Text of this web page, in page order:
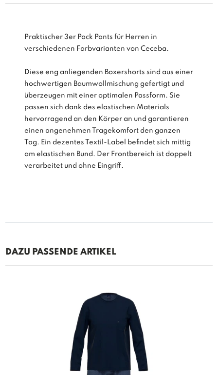
Praktischer 3er Pack Pants für Herren in
verschiedenen Farbvarianten von Ceceba.
Diese eng anliegenden Boxershorts sind aus einer
hochwertigen Baumwollmischung gefertigt und
überzeugen mit einer optimalen Passform. Sie
passen sich dank des elastischen Materials
hervorragend an den Körper an und garantieren
einen angenehmen Tragekomfort den ganzen
Tag. Ein dezentes Textil-Label befindet sich mittig
am elastischen Bund. Der Frontbereich ist doppelt
verarbeitet und ohne Eingriff.
DAZU PASSENDE ARTIKEL